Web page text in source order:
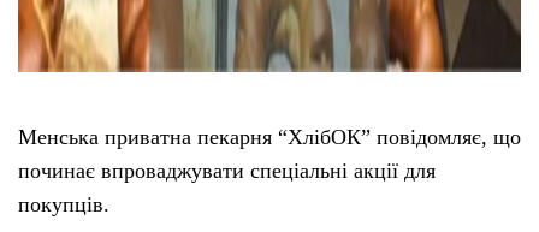
Менська приватна пекарня “ХлібОК” повідомляє, що
починає впроваджувати спеціальні акції для
покупців.